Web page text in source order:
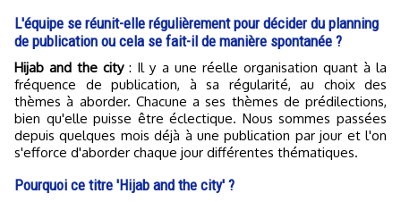
L'équipe se réunit-elle régulièrement pour décider du planning
de publication ou cela se fait-il de manière spontanée ?
Hijab and the city: Il y a une réelle organisation quant à la
fréquence de publication, à sa régularité, au choix des
thèmes à aborder. Chacune a ses thèmes de prédilections,
bien qu'elle puisse être éclectique. Nous sommes passées
depuis quelques mois déjà à une publication par jour et l'on
s'efforce d'aborder chaque jour différentes thématiques.
Pourquoi ce titre 'Hijab and the city' ?